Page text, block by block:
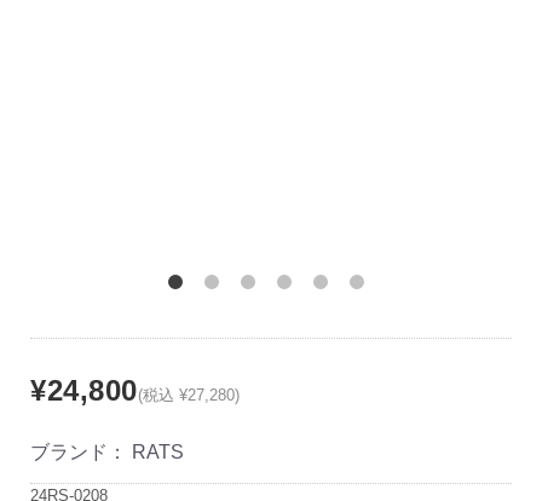
¥24,800(税込 ¥27,280)
ブランド： RATS
24RS-0208